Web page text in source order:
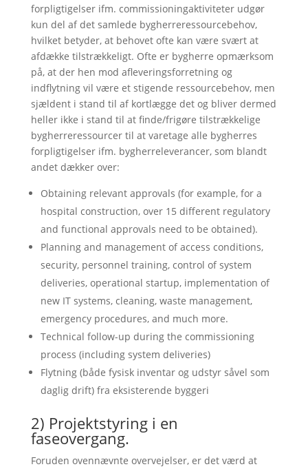
forpligtigelser ifm. commissioningaktiviteter udgør
kun del af det samlede bygherreressourcebehov,
hvilket betyder, at behovet ofte kan være svært at
afdække tilstrækkeligt. Ofte er bygherre opmærksom
på, at der hen mod afleveringsforretning og
indflytning vil være et stigende ressourcebehov, men
sjældent i stand til af kortlægge det og bliver dermed
heller ikke i stand til at finde/frigøre tilstrækkelige
bygherreressourcer til at varetage alle bygherres
forpligtigelser ifm. bygherreleverancer, som blandt
andet dækker over:
Obtaining relevant approvals (for example, for a
hospital construction, over 15 different regulatory
and functional approvals need to be obtained).
Planning and management of access conditions,
security, personnel training, control of system
deliveries, operational startup, implementation of
new IT systems, cleaning, waste management,
emergency procedures, and much more.
Technical follow-up during the commissioning
process (including system deliveries)
Flytning (både fysisk inventar og udstyr såvel som
daglig drift) fra eksisterende byggeri
2) Projektstyring i en
faseovergang.
Foruden ovennævnte overvejelser, er det værd at